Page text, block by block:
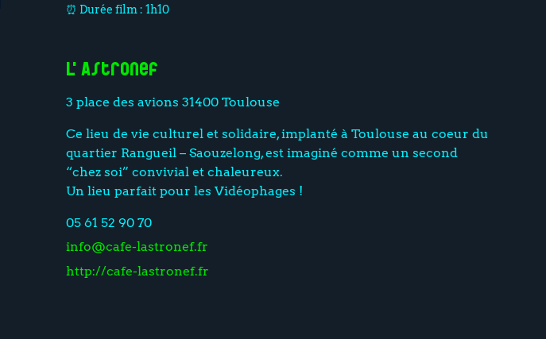
⏰ Durée film : 1h10
L'Astronef
3 place des avions 31400 Toulouse
Ce lieu de vie culturel et solidaire, implanté à Toulouse au coeur du
quartier Rangueil – Saouzelong, est imaginé comme un second
“chez soi” convivial et chaleureux.
Un lieu parfait pour les Vidéophages !
05 61 52 90 70
info@cafe-lastronef.fr
http://cafe-lastronef.fr